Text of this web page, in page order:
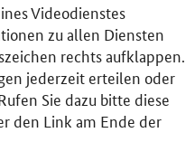
und Energie
Videodienstes
zu allen Diensten
rechts aufklappen.
jederzeit erteilen oder
Sie dazu bitte diese
den Link am Ende der